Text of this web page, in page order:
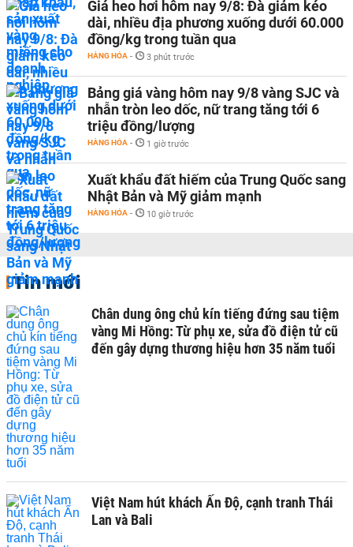
Giá heo hơi hôm nay 9/8: Đà giảm kéo
dài, nhiều địa phương xuống dưới 60.000
đồng/kg trong tuần qua
HÀNG HÓA - 3 phút trước
Bảng giá vàng hôm nay 9/8 vàng SJC và
nhẫn tròn leo dốc, nữ trang tăng tới 6
triệu đồng/lượng
HÀNG HÓA - 1 giờ trước
Xuất khẩu đất hiếm của Trung Quốc sang
Nhật Bản và Mỹ giảm mạnh
HÀNG HÓA - 10 giờ trước
Tin mới
Chân dung ông chủ kín tiếng đứng sau tiệm
vàng Mi Hồng: Từ phụ xe, sửa đồ điện tử cũ
đến gây dựng thương hiệu hơn 35 năm tuổi
Việt Nam hút khách Ấn Độ, cạnh tranh Thái
Lan và Bali